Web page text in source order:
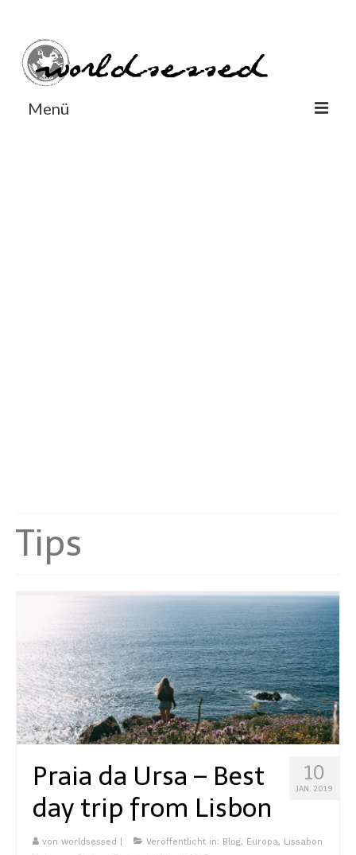
Menü
Schweiz
Asia
Hong Kong
Indonesien
Kambodscha
Laos
Malaysia
Myanmar
Tips
10
JAN. 2019
Praia da Ursa – Best
day trip from Lisbon
von worldsessed Veröffentlicht in: Blog, Europa, Lissabon